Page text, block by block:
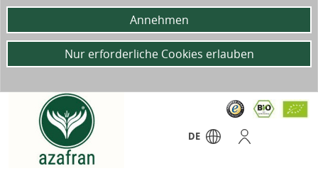
DE
Annehmen
Nur erforderliche Cookies erlauben